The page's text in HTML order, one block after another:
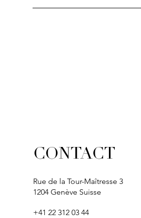
CONTACT
Rue de la Tour-Maîtresse 3
1204 Genève Suisse
+41 22 312 03 44